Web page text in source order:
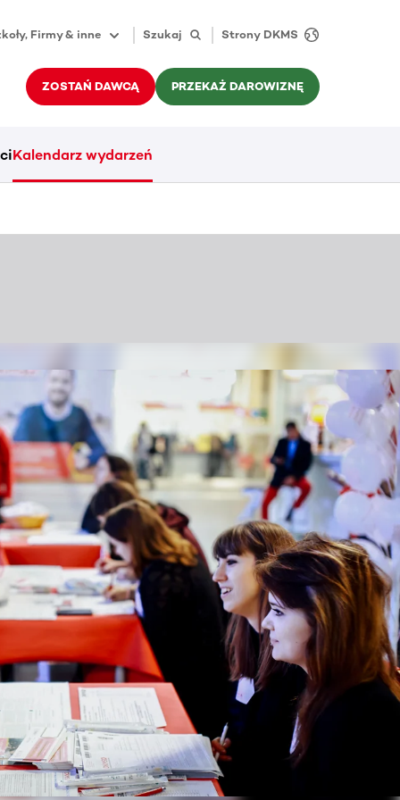
Firmy & inne Szukaj Strony DKMS
ZOSTAŃ DAWCĄ PRZEKAŻ DAROWIZNĘ
Kalendarz wydarzeń